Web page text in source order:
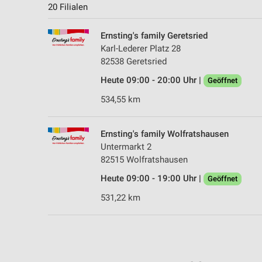
20 Filialen
Ernsting's family Geretsried
Karl-Lederer Platz 28
82538 Geretsried
Heute 09:00 - 20:00 Uhr |
Geöffnet
534,55 km
Ernsting's family Wolfratshausen
Untermarkt 2
82515 Wolfratshausen
Heute 09:00 - 19:00 Uhr |
Geöffnet
531,22 km